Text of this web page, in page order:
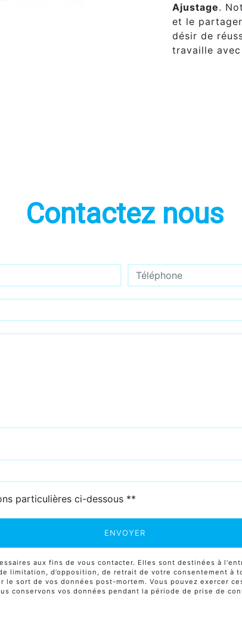
Ajustage.
et le
désir de
travaille
Contactez nous
particulières ci-dessous **
ENVOYER
aux fins de vous contacter. Elles sont destinées à
limitation, d’opposition, de retrait de votre consentement à
le sort de vos données post-mortem. Vous pouvez exercer
conservons vos données pendant la période de prise de